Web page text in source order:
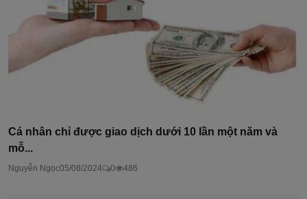
Cá nhân chỉ được giao dịch dưới 10 lần một năm và
mỗ...
Nguyễn Ngọc05/08/2024 0 486